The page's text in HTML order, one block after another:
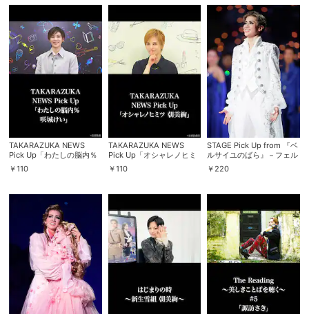
購入明細 ４ヵ月分の購入明細の確認が可能です。
Myクーポン
現在獲得済みのお得なクーポンを確認でき
ます。
購入履歴
レンタル、購入、定額見放題の購入履歴の
確認が可能です。こちらから視聴いただく
と便利です。
閲覧履歴
サイト内の閲覧履歴を確認できます。履歴
の削除も可能です。
視聴年齢制限
サイト内で表示される作品の表示制限が可
能です。5段階の年齢区分から選択できま
す。
TAKARAZUKA NEWS
Pick Up「わたしの脳内％
咲城けい」
￥110
TAKARAZUKA NEWS
Pick Up「オシャレノヒミ
ツ 朝美絢」
￥110
STAGE Pick Up from 『ベ
ルサイユのばら』－フェル
ゼン編－「セラビ・アデュ
ー（フィナーレ）」（’24
￥ 220